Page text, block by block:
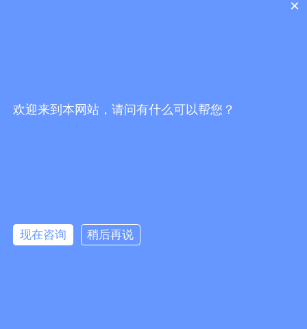
网站地图：防爆数字对讲机_车载台中继台_无线对讲系统代理商-佛山市海川通电
子科技有限公司
×
欢迎来到本网站，请问有什么可以帮您？
现在咨询 稍后再说